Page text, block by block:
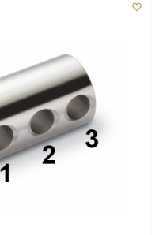
